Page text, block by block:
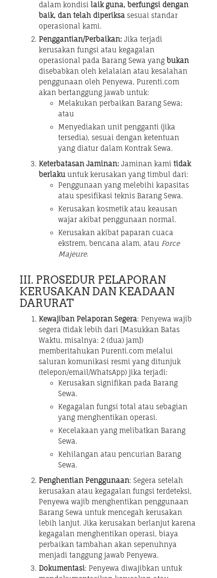
dalam kondisi laik guna, berfungsi dengan
baik, dan telah diperiksa sesuai standar
operasional kami.
Penggantian/Perbaikan: Jika terjadi
kerusakan fungsi atau kegagalan
operasional pada Barang Sewa yang bukan
disebabkan oleh kelalaian atau kesalahan
penggunaan oleh Penyewa, Purenti.com
akan bertanggung jawab untuk:
Melakukan perbaikan Barang Sewa;
atau
Menyediakan unit pengganti (jika
tersedia), sesuai dengan ketentuan
yang diatur dalam Kontrak Sewa.
Keterbatasan Jaminan: Jaminan kami tidak
berlaku untuk kerusakan yang timbul dari:
Penggunaan yang melebihi kapasitas
atau spesifikasi teknis Barang Sewa.
Kerusakan kosmetik atau keausan
wajar akibat penggunaan normal.
Kerusakan akibat paparan cuaca
ekstrem, bencana alam, atau Force
Majeure.
III. PROSEDUR PELAPORAN
KERUSAKAN DAN KEADAAN
DARURAT
Kewajiban Pelaporan Segera: Penyewa wajib
segera (tidak lebih dari [Masukkan Batas
Waktu, misalnya: 2 (dua) jam])
memberitahukan Purenti.com melalui
saluran komunikasi resmi yang ditunjuk
(telepon/email/WhatsApp) jika terjadi:
Kerusakan signifikan pada Barang
Sewa.
Kegagalan fungsi total atau sebagian
yang menghentikan operasi.
Kecelakaan yang melibatkan Barang
Sewa.
Kehilangan atau pencurian Barang
Sewa.
Penghentian Penggunaan: Segera setelah
kerusakan atau kegagalan fungsi terdeteksi,
Penyewa wajib menghentikan penggunaan
Barang Sewa untuk mencegah kerusakan
lebih lanjut. Jika kerusakan berlanjut karena
kegagalan menghentikan operasi, biaya
perbaikan tambahan akan sepenuhnya
menjadi tanggung jawab Penyewa.
Dokumentasi: Penyewa diwajibkan untuk